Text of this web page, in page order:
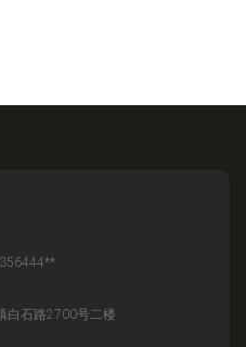
白石路2700号二楼